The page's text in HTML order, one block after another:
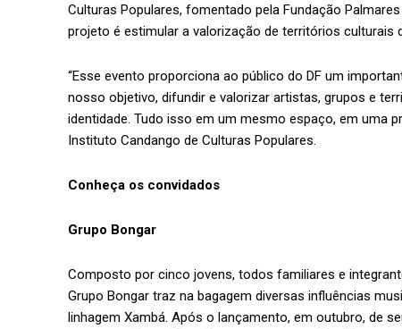
Culturas Populares, fomentado pela Fundação
projeto é estimular a valorização de territórios culturais
“Esse evento proporciona ao público do DF um
nosso objetivo, difundir e valorizar artistas, grupos e
identidade. Tudo isso em um mesmo espaço, em uma
Instituto Candango de Culturas Populares.
Conheça os convidados
Grupo Bongar
Composto por cinco jovens, todos familiares e
Grupo Bongar traz na bagagem diversas influências
linhagem Xambá. Após o lançamento, em outubro, de